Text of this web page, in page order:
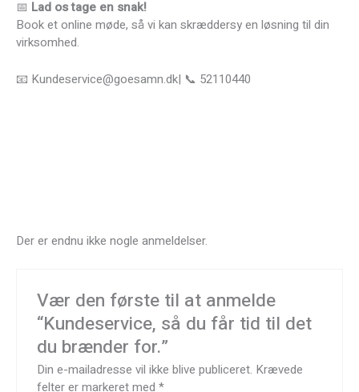
📅 Lad os tage en snak!
Book et online møde, så vi kan skræddersy en løsning til din
virksomhed.
📧 Kundeservice@goesamn.dk| 📞 52110440
Der er endnu ikke nogle anmeldelser.
Vær den første til at anmelde
“Kundeservice, så du får tid til det
du brænder for.”
Din e-mailadresse vil ikke blive publiceret. Krævede
felter er markeret med*